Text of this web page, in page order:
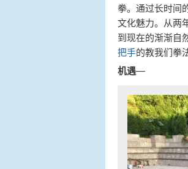
拳。通过长时间
文化魅力。从两
到现在的渐渐自
把手的教我们拳
机遇—